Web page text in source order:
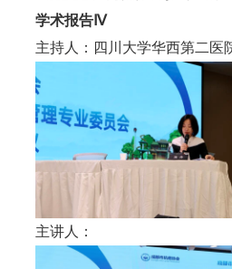
学术报告Ⅳ
主持人：四川大学华西第二医
主讲人：